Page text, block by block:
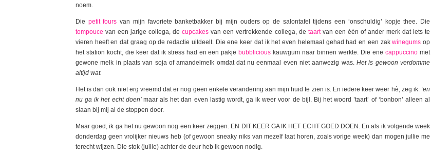
noem.
Die petit foursvan mijn favoriete banketbakker bij mijn ouders op de salontafel tijdens een ‘onschuldig’ kopje thee. Die
tompoucevan een jarige collega, de cupcakesvan een vertrekkende collega, de taartvan een één of ander merk dat iets te
vieren heeft en dat graag op de redactie uitdeelt. Die ene keer dat ik het even helemaal gehad had en een zakwinegums op
het station kocht, die keer dat ik stress had en een pakje bubblicious kauwgum naar binnen werkte. Die enecappuccino met
gewone melk in plaats van soja of amandelmelk omdat dat nu eenmaal even niet aanwezig was.Het is gewoon verdomme
altijd wat.
Het is dan ook niet erg vreemd dat er nog geen enkele verandering aan mijn huid te zien is. En iedere keer weer hè, zeg ik: ‘en
nu ga ik het echt doen’ maar als het dan even lastig wordt, ga ik weer voor de bijl. Bij het woord ’taart’ of ‘bonbon’ alleen al
slaan bij mij al de stoppen door.
Maar goed, ik ga het nu gewoon nog een keer zeggen. EN DIT KEER GA IK HET ECHT GOED DOEN. En als ik volgende week
donderdag geen vrolijker nieuws heb (of gewoon sneaky niks van mezelf laat horen, zoals vorige week) dan mogen jullie me
terecht wijzen. Die stok (jullie) achter de deur heb ik gewoon nodig.